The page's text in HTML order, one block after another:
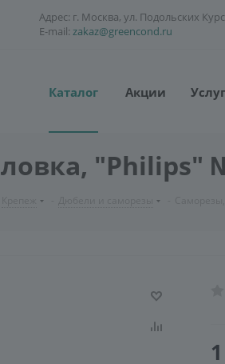
Адрес: г. Москва, ул. Подольских
E-mail: zakaz@greencond.ru
Каталог Акции
"Philips"